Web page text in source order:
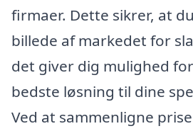
firmaer. Dette sikrer, at
billede af markedet for
det giver dig mulighed
bedste løsning til dine
Ved at sammenligne